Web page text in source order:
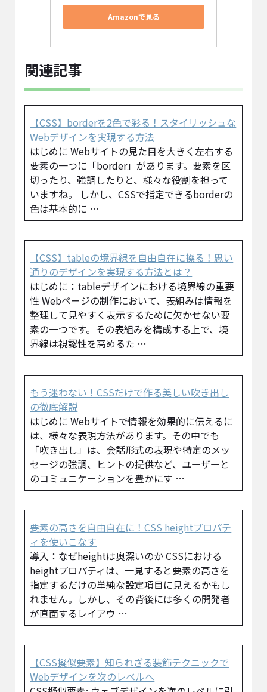
Amazonで見る
関連記事
【CSS】borderを2色で彩る！スタイリッシュな
Webデザインを実現する方法
はじめに Webサイトの見た目を大きく左右する
要素の一つに「border」があります。要素を区
切ったり、強調したりと、様々な役割を担って
いますね。 しかし、CSSで指定できるborderの
色は基本的に …
【CSS】tableの境界線を自由自在に操る！思い
通りのデザインを実現する方法とは？
はじめに：tableデザインにおける境界線の重要
性 Webページの制作において、表組みは情報を
整理して見やすく表示するために欠かせない要
素の一つです。その表組みを構成する上で、境
界線は視認性を高めるた …
もう迷わない！CSSだけで作る美しい吹き出し
の徹底解説
はじめに Webサイトで情報を効果的に伝えるに
は、様々な表現方法があります。その中でも
「吹き出し」は、会話形式の表現や特定のメッ
セージの強調、ヒントの提供など、ユーザーと
のコミュニケーションを豊かにす …
要素の高さを自由自在に！CSS heightプロパテ
ィを使いこなす
導入：なぜheightは奥深いのか CSSにおける
heightプロパティは、一見すると要素の高さを
指定するだけの単純な設定項目に見えるかもし
れません。しかし、その背後には多くの開発者
が直面するレイアウ …
【CSS擬似要素】知られざる装飾テクニックで
Webデザインを次のレベルへ